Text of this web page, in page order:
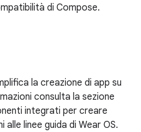
di Compose.
la creazione di app su
consulta la sezione
integrati per creare
linee guida di Wear OS.